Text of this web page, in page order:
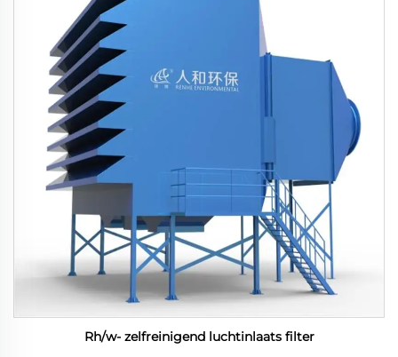
Rh/w- zelfreinigend luchtinlaats filter